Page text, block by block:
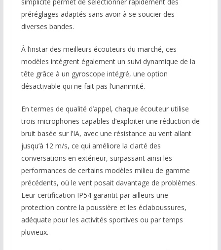
préréglages adaptés sans avoir à se soucier des
diverses bandes.
À l’instar des meilleurs écouteurs du marché, ces
modèles intègrent également un suivi dynamique de la
tête grâce à un gyroscope intégré, une option
désactivable qui ne fait pas l’unanimité.
En termes de qualité d’appel, chaque écouteur utilise
trois microphones capables d’exploiter une réduction de
bruit basée sur l’IA, avec une résistance au vent allant
jusqu’à 12 m/s, ce qui améliore la clarté des
conversations en extérieur, surpassant ainsi les
performances de certains modèles milieu de gamme
précédents, où le vent posait davantage de problèmes.
Leur certification IP54 garantit par ailleurs une
protection contre la poussière et les éclaboussures,
adéquate pour les activités sportives ou par temps
pluvieux.